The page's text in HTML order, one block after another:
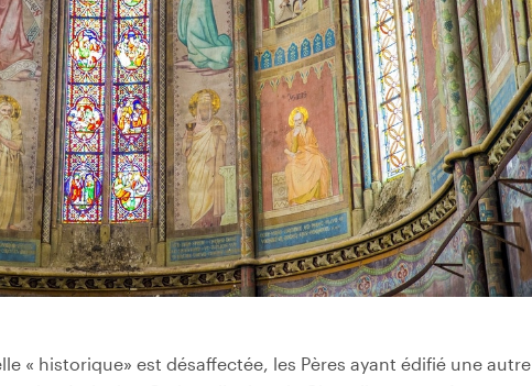
« historique» est désaffectée, les Pères ayant édifié une autre